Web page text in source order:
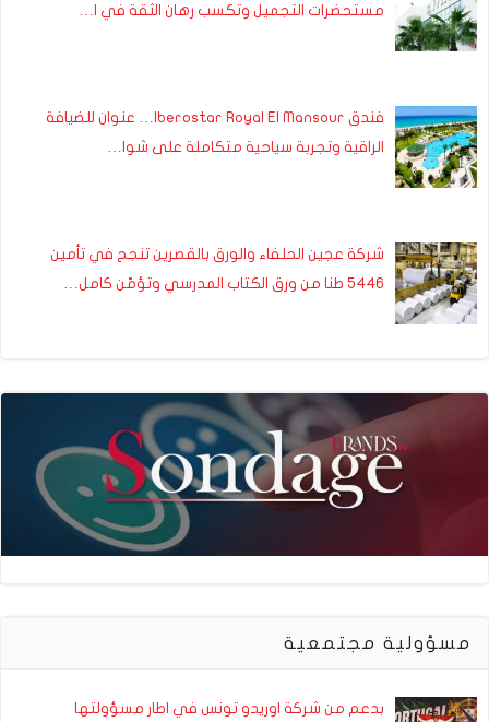
مستحضرات التجميل وتكسب رهان الثقة في ا…
فندق Iberostar Royal El Mansour… عنوان للضيافة
الراقية وتجربة سياحية متكاملة على شوا…
شركة عجين الحلفاء والورق بالقصرين تنجح في تأمين
5446 طنا من ورق الكتاب المدرسي وتؤمّن كامل…
مسؤولية مجتمعية
بدعم من شركة اوريدو تونس في اطار مسؤولتها